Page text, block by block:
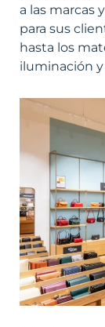
a las marcas
para sus
hasta los
iluminación